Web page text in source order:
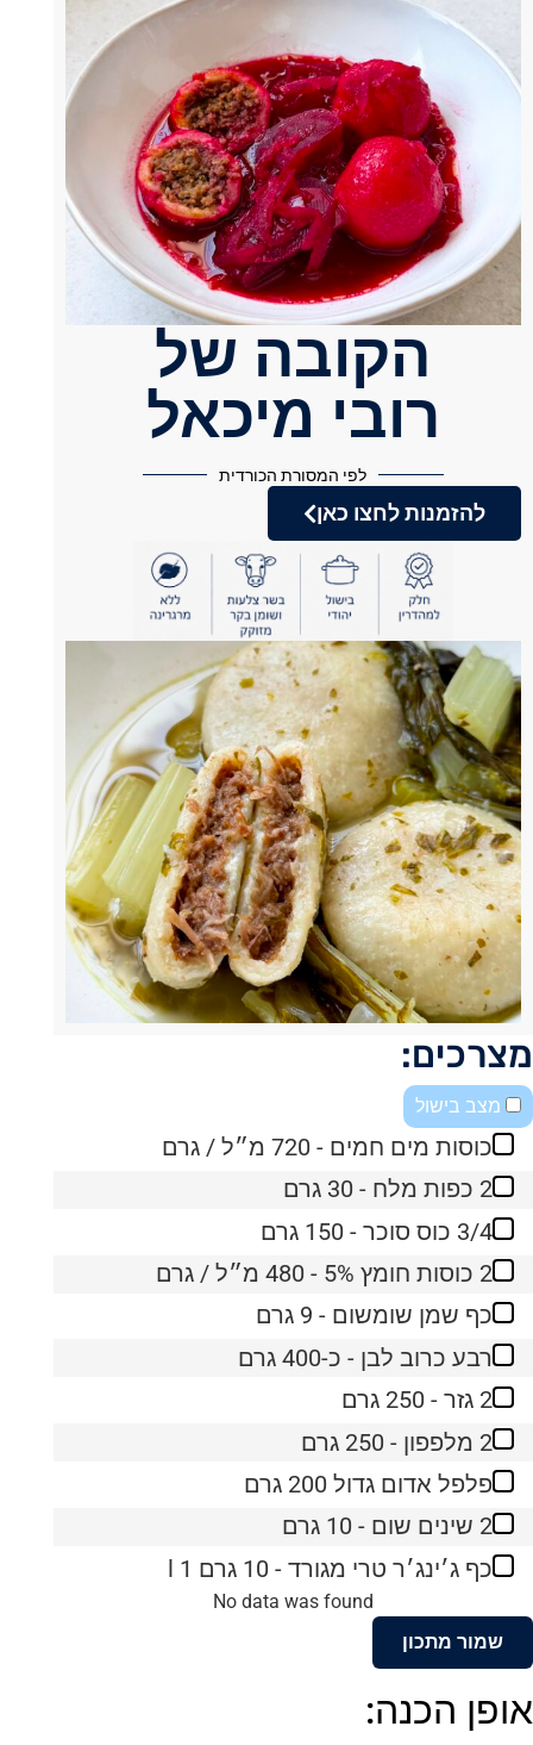
הקובה של
רובי מיכאל
לפי המסורת הכורדית
להזמנות לחצו כאן
מצרכים:
מצב בישול
כוסות מים חמים - 720 מ״ל / גרם
2 כפות מלח - 30 גרם
3/4 כוס סוכר - 150 גרם
2 כוסות חומץ 5% - 480 מ״ל / גרם
כף שמן שומשום - 9 גרם
רבע כרוב לבן - כ-400 גרם
2 גזר - 250 גרם
2 מלפפון - 250 גרם
פלפל אדום גדול 200 גרם
2 שינים שום - 10 גרם
כף ג׳ינג׳ר טרי מגורד - 10 גרם l 1
No data was found
שמור מתכון
אופן הכנה: